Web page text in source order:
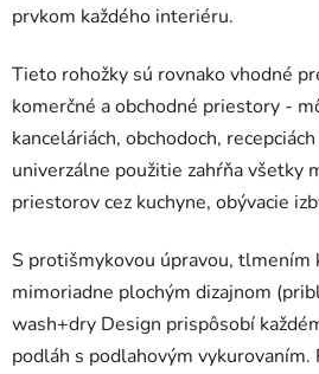
prvkom každého interiéru.
Tieto rohožky sú rovnako vhodné
komerčné a obchodné priestory -
kanceláriách, obchodoch,
univerzálne použitie zahŕňa všetky
priestorov cez kuchyne, obývacie
S protišmykovou úpravou, tlmením
mimoriadne plochým dizajnom
wash+dry Design prispôsobí
podláh s podlahovým vykurovaním.